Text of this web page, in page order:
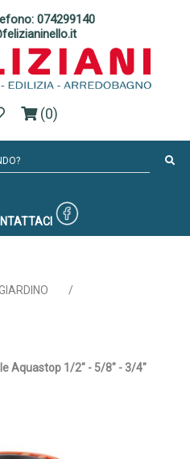
074299140
(0)
/
Aquastop 1/2" - 5/8" - 3/4"